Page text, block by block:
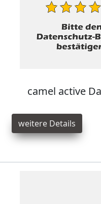
camel active
weitere Details